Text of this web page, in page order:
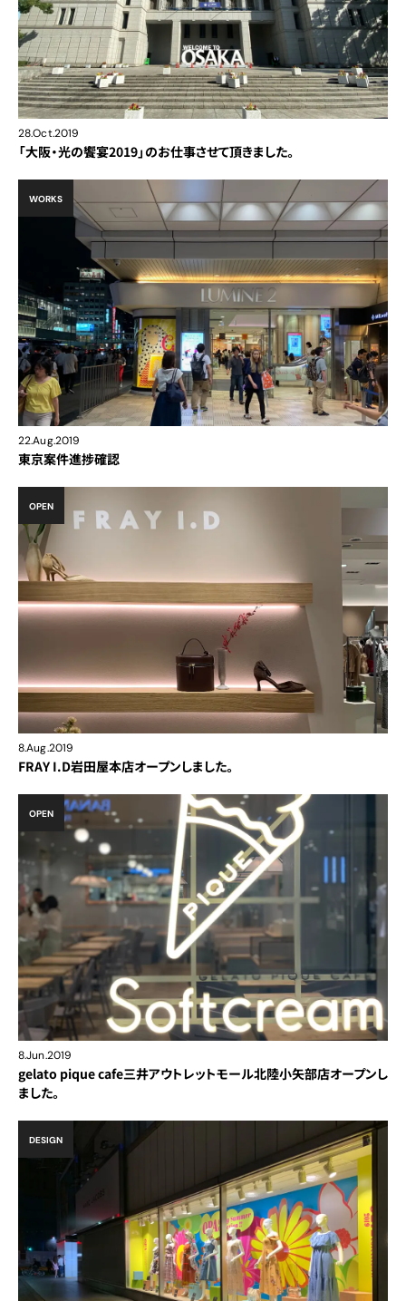
28.Oct.2019
「大阪・光の饗宴2019」のお仕事させて頂きました。
WORKS
22.Aug.2019
東京案件進捗確認
OPEN
8.Aug.2019
FRAY I.D岩田屋本店オープンしました。
OPEN
8.Jun.2019
gelato pique cafe三井アウトレットモール北陸小矢部店オープンし
ました。
DESIGN